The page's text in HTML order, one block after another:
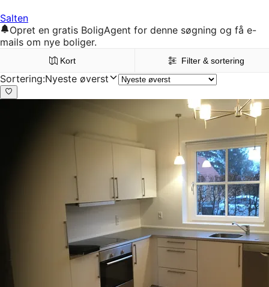
Salten
Opret en gratis BoligAgent for denne søgning og få e-
mails om nye boliger.
Kort Filter & sortering
Sortering:Nyeste øverst